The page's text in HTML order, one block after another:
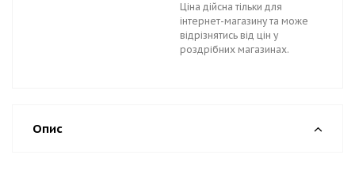
Ціна дійсна тільки для
інтернет-магазину та може
відрізнятись від цін у
роздрібних магазинах.
Опис